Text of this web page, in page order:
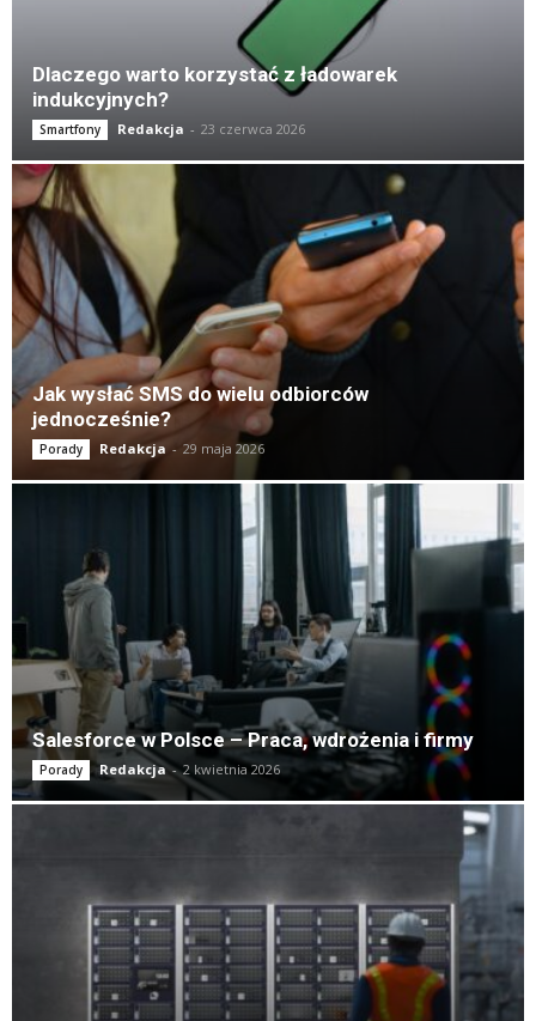
Dlaczego warto korzystać z ładowarek
indukcyjnych?
Smartfony Redakcja - 23 czerwca 2026
Jak wysłać SMS do wielu odbiorców
jednocześnie?
Porady Redakcja - 29 maja 2026
Salesforce w Polsce – Praca, wdrożenia i firmy
Porady Redakcja - 2 kwietnia 2026